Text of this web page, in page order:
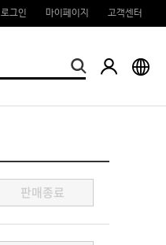
로그인 마이페이지 고객센터
판매종료